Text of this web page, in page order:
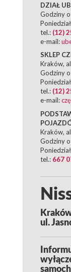
DZIAŁ
Godziny
tel.: (12)
e-mail:
SKLEP
Kraków,
Godziny
tel.: (12)
e-mail:
Kraków,
Godziny
tel.: 667
ul.